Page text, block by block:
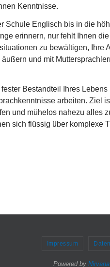
Kenntnisse.
Schule Englisch bis in die
erinnern, nur fehlt Ihnen
zu bewältigen, Ihre
äußern und mit
Bestandteil Ihres
arbeiten. Ziel
und mühelos nahezu alles
sich flüssig über komplexe
Impressum
Powered by Nirvana